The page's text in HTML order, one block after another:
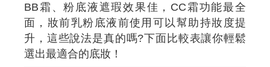
BB霜、粉底液遮瑕效果佳，CC霜功能最全
面，妝前乳粉底液前使用可以幫助持妝度提
升，這些說法是真的嗎?下面比較表讓你輕鬆
選出最適合的底妝！